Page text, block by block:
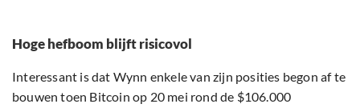
Hoge hefboom blijft risicovol
Interessant is dat Wynn enkele van zijn posities begon af te
bouwen toen Bitcoin op 20 mei rond de $106.000